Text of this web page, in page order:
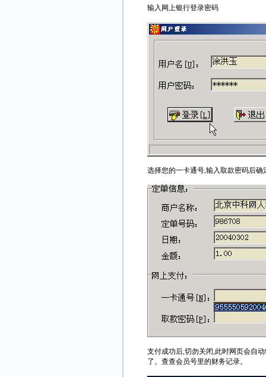
输入网上银行登录密码
选择您的一卡通号,输入取款密码后确
支付成功后,切勿关闭,此时网页会自
了。查查会员号里的财务记录。